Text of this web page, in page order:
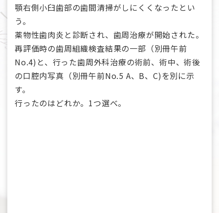
顎右側小臼歯部の歯間清掃がしにくくなったとい
う。
薬物性歯肉炎と診断され、歯周治療が開始された。
再評価時の歯周組織検査結果の一部（別冊午前
No.4)と、行った歯周外科治療の術前、術中、術後
の口腔内写真（別冊午前No.5 A、B、C)を別に示
す。
行ったのはどれか。1つ選べ。